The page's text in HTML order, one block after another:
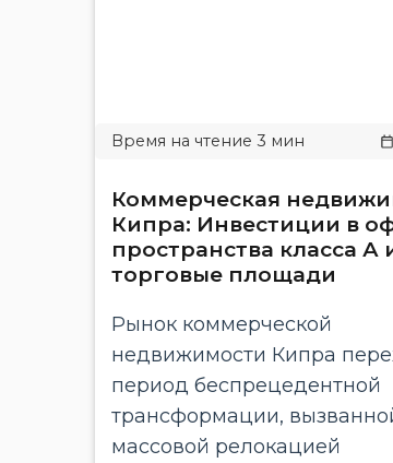
Коммерческая
Кипра: Инвестиции в
пространства класса А
торговые площади
Рынок коммерческой
недвижимости Кипра
период беспрецедентной
трансформации,
массовой релокацией